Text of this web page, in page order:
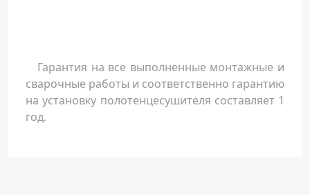
Гарантия на все выполненные монтажные и
сварочные работы и соответственно гарантию
на установку полотенцесушителя составляет 1
год.